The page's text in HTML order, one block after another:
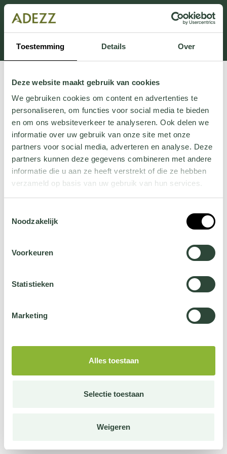
Toestemming Details Over
Deze website maakt gebruik van cookies
We gebruiken cookies om content en advertenties te
personaliseren, om functies voor social media te bieden
en om ons websiteverkeer te analyseren. Ook delen we
informatie over uw gebruik van onze site met onze
partners voor social media, adverteren en analyse. Deze
partners kunnen deze gegevens combineren met andere
informatie die u aan ze heeft verstrekt of die ze hebben
verzameld op basis van uw gebruik van hun services.
jehier.
Noodzakelijk
Voorkeuren
Statistieken
Marketing
Alles toestaan
Selectie toestaan
Weigeren
Dit onderdeel is momenteel in onderhoud.
Als je informatie mist kun je ons bellen +31 413 274
168 of mailen
Customersupport@adezz.com.